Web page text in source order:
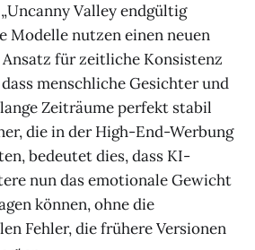
Valley endgültig
Modelle nutzen einen neuen
für zeitliche Konsistenz
menschliche Gesichter und
Zeiträume perfekt stabil
die in der High-End-Werbung
bedeutet dies, dass KI-
nun das emotionale Gewicht
können, ohne die
Fehler, die frühere Versionen